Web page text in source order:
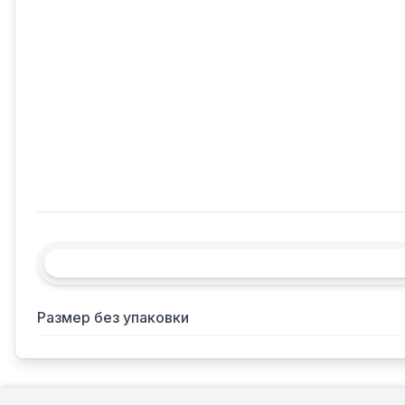
Размер без упаковки